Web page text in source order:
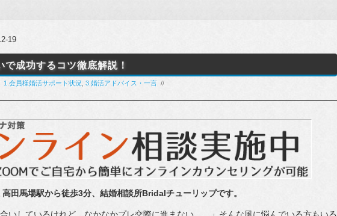
19
で成功するコツ徹底解説！
1.会員様婚活サポート状況 3.婚活アドバイス・一言 //
高田馬場駅から徒歩3分、結婚相談所Bridalチューリップです。